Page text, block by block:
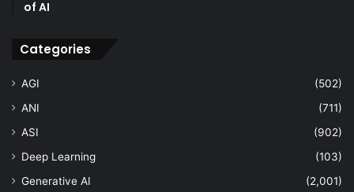
of AI
Categories
AGI
(502)
ANI
(711)
ASI
(902)
Deep Learning
(103)
Generative AI
(2,001)